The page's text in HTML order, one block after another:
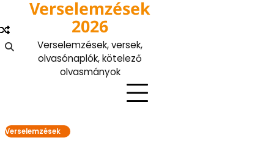
content
Verselemzések
2026
Verselemzések, versek,
olvasónaplók, kötelező
olvasmányok
Verselemzések